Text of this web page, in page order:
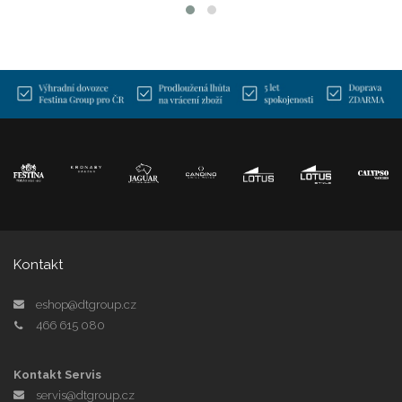
Kontakt
eshop@dtgroup.cz
466 615 080
Kontakt Servis
servis@dtgroup.cz